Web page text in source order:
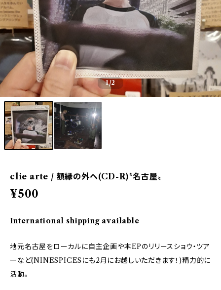
1/2
clie arte / 額縁の外へ(CD-R)〝名古屋〟
¥500
International shipping available
地元名古屋をローカルに自主企画や本EPのリリースショウ・ツア
ーなど(NINESPICESにも2月にお越しいただきます！)精力的に
活動。